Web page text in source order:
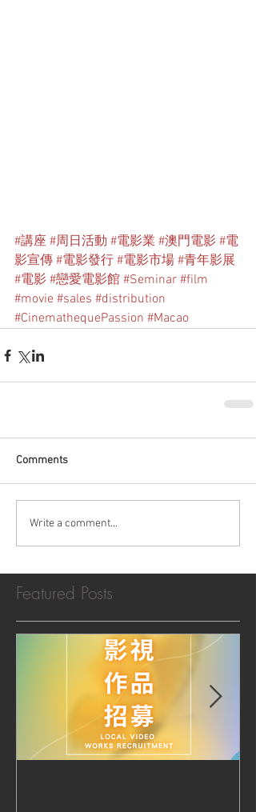
#講座 #周日活動 #電影業 #澳門電影 #電
影宣傳 #電影發行 #電影市場 #青年影展
#電影 #戀愛電影館 #Seminar #film
#movie #sales #distribution
#CinemathequePassion #Macao
Comments
Write a comment...
Featured Posts